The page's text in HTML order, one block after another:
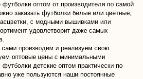
оптом от производителя по самой
заказать футболки белые или цветные,
с модными вышивками или
удовлетворит даже самых
производим и реализуем свою
оптовые цены с минимальными
детские оптом практически по
уже пользуются наши постоянные